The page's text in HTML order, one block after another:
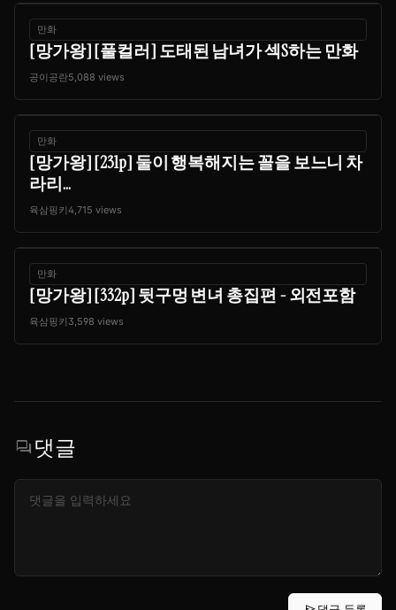
만화
[망가왕] [풀컬러] 도태된 남녀가 섹S하는 만화
공이공란5,088 views
만화
[망가왕] [231p] 둘이 행복해지는 꼴을 보느니 차
라리...
육삼핑키4,715 views
만화
[망가왕] [332p] 뒷구멍 변녀 총집편 - 외전포함
육삼핑키 3,598 views
forum댓글